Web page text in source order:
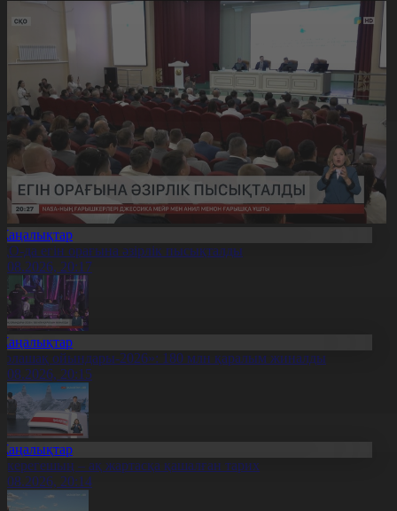
да егін орағына әзірлік пысықталды
20:17
ойындары-2026»: 180 млн қаралым жиналды
20:15
– ақ жартасқа қашалған тарих
20:14